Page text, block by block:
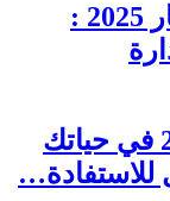
الاقتصاد وارتفاع الأسعار 2025 :
الذكاء الاصطناعي 2025 في حياتك
للاستفادة…